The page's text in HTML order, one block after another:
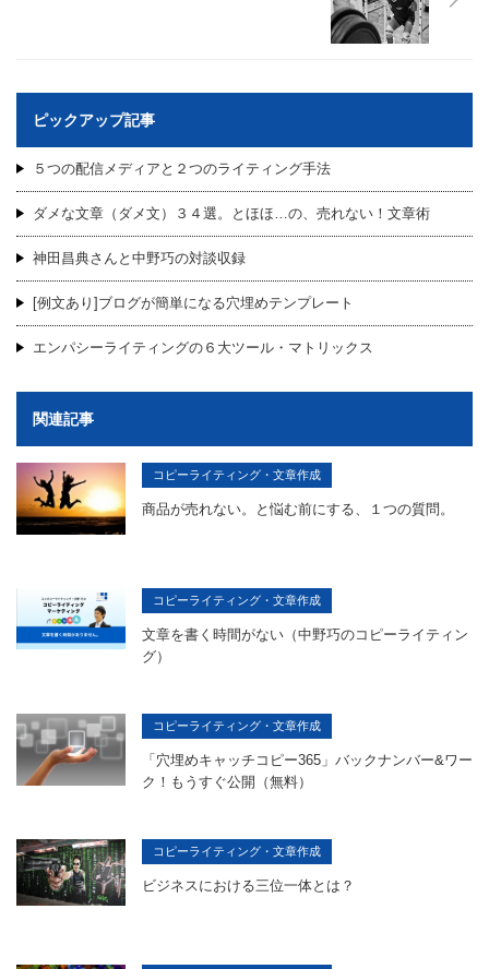
ピックアップ記事
５つの配信メディアと２つのライティング手法
ダメな文章（ダメ文）３４選。とほほ…の、売れない！文章術
神田昌典さんと中野巧の対談収録
[例文あり]ブログが簡単になる穴埋めテンプレート
エンパシーライティングの６大ツール・マトリックス
関連記事
コピーライティング・文章作成
商品が売れない。と悩む前にする、１つの質問。
コピーライティング・文章作成
文章を書く時間がない（中野巧のコピーライティン
グ）
コピーライティング・文章作成
「穴埋めキャッチコピー365」バックナンバー&ワー
ク！もうすぐ公開（無料）
コピーライティング・文章作成
ビジネスにおける三位一体とは？